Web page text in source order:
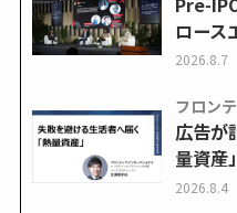
ロース
2026.8.7
フロン
広告が
量資
2026.8.4